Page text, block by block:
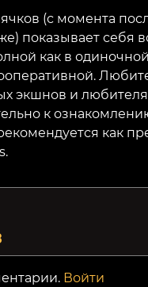
(с момента
показывает себя
как в
экшнов и
к
как
Войти